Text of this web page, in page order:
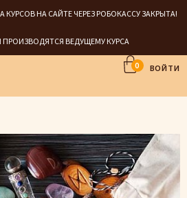
КУРСОВ НА САЙТЕ ЧЕРЕЗ РОБОКАССУ ЗАКРЫТА!
ПРОИЗВОДЯТСЯ ВЕДУЩЕМУ КУРСА
0 ВОЙТИ